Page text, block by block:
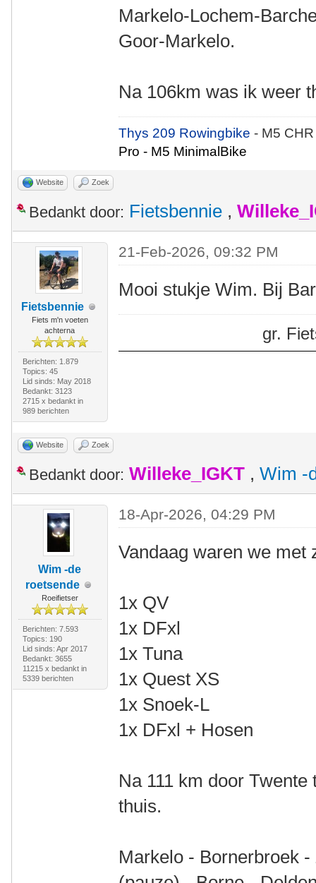
Markelo-Lochem-
Goor-Markelo.
Na 106km was ik weer
Thys 209 Rowingbike- M5
Pro - M5 MinimalBike
Website Zoek
Bedankt door: Fietsbennie ,
Fietsbennie
Fiets m'n voeten
achterna
Berichten: 1.879
Topics: 45
Lid sinds: May 2018
Bedankt: 3123
2715 x bedankt in
989 berichten
21-Feb-2026, 09:32 PM
Mooi stukje Wim. Bij
gr.
Website Zoek
Bedankt door: Willeke_IGKT , Wim -
Wim -de
roetsende
Roeifietser
Berichten: 7.593
Topics: 190
Lid sinds: Apr 2017
Bedankt: 3655
11215 x bedankt in
5339 berichten
18-Apr-2026, 04:29 PM
Vandaag waren we met
1x QV
1x DFxl
1x Tuna
1x Quest XS
1x Snoek-L
1x DFxl + Hosen
Na 111 km door
thuis.
Markelo - Bornerbroek